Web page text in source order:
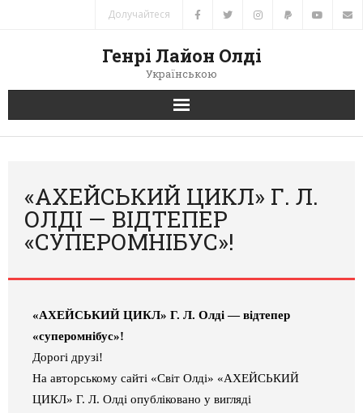
Долучайтеся
Генрі Лайон Олді
Українською
Головна
Автори
Зв’язок
Галерея
«АХЕЙСЬКИЙ ЦИКЛ» Г. Л.
ОЛДІ — ВІДТЕПЕР
«СУПЕРОМНІБУС»!
«АХЕЙСЬКИЙ ЦИКЛ» Г. Л. Олді—відтепер
«суперомнібус»!
Дорогі друзі!
На авторському сайті «Світ Олді» «АХЕЙСЬКИЙ
ЦИКЛ» Г. Л. Олді опубліковано у вигляді